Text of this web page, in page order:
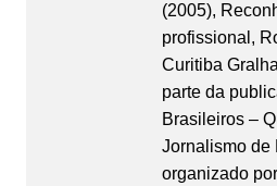
(2005),
profissional,
Curitiba
parte da
Brasileiros –
Jornalismo de
organizado